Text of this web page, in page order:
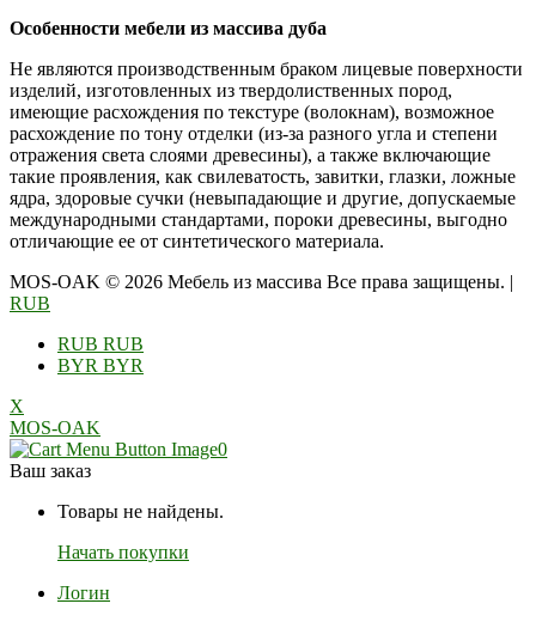
Особенности мебели из массива дуба
Не являются производственным браком лицевые поверхности
изделий, изготовленных из твердолиственных пород,
имеющие расхождения по текстуре (волокнам), возможное
расхождение по тону отделки (из-за разного угла и степени
отражения света слоями древесины), а также включающие
такие проявления, как свилеватость, завитки, глазки, ложные
ядра, здоровые сучки (невыпадающие и другие, допускаемые
международными стандартами, пороки древесины, выгодно
отличающие ее от синтетического материала.
MOS-OAK © 2026 Мебель из массива Все права защищены. |
RUB
RUB RUB
BYR BYR
X
MOS-OAK
0
Ваш заказ
Товары не найдены.
Начать покупки
Логин